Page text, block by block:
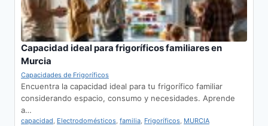
Capacidad ideal para frigoríficos familiares en
Murcia
Capacidades de Frigoríficos
Encuentra la capacidad ideal para tu frigorífico familiar
considerando espacio, consumo y necesidades. Aprende
a…
capacidad, Electrodomésticos, familia, Frigoríficos, MURCIA